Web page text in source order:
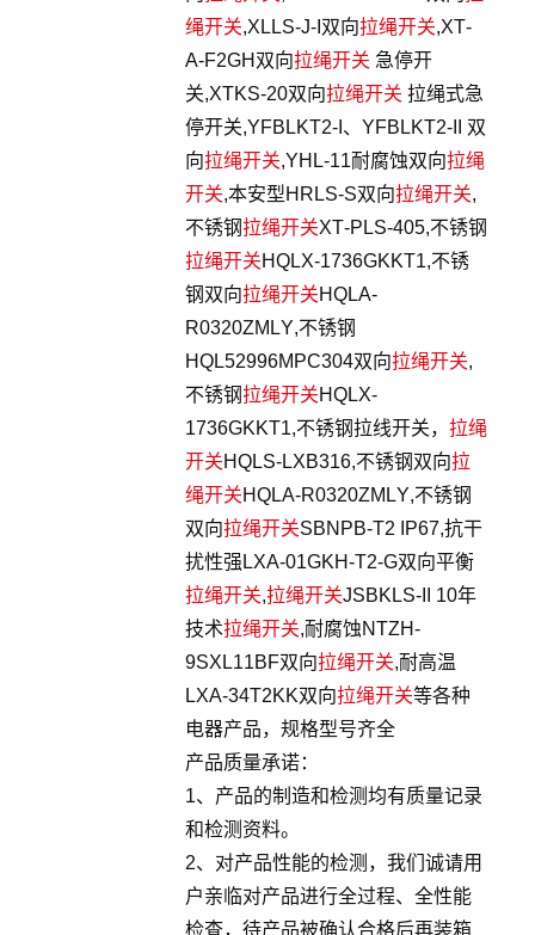
绳开关,XLLS-J-I双向拉绳开关,XT-
A-F2GH双向拉绳开关 急停开
关,XTKS-20双向拉绳开关 拉绳式急
停开关,YFBLKT2-I、YFBLKT2-II 双
向拉绳开关,YHL-11耐腐蚀双向拉绳
开关,本安型HRLS-S双向拉绳开关,
不锈钢拉绳开关XT-PLS-405,不锈钢
拉绳开关HQLX-1736GKKT1,不锈
钢双向拉绳开关HQLA-
R0320ZMLY,不锈钢
HQL52996MPC304双向拉绳开关,
不锈钢拉绳开关HQLX-
1736GKKT1,不锈钢拉线开关， 拉绳
开关HQLS-LXB316,不锈钢双向拉
绳开关HQLA-R0320ZMLY,不锈钢
双向拉绳开关SBNPB-T2 IP67,抗干
扰性强LXA-01GKH-T2-G双向平衡
拉绳开关,拉绳开关JSBKLS-II 10年
技术拉绳开关,耐腐蚀NTZH-
9SXL11BF双向拉绳开关,耐高温
LXA-34T2KK双向拉绳开关等各种
电器产品，规格型号齐全
产品质量承诺：
1、产品的制造和检测均有质量记录
和检测资料。
2、对产品性能的检测，我们诚请用
户亲临对产品进行全过程、全性能
检查，待产品被确认合格后再装箱